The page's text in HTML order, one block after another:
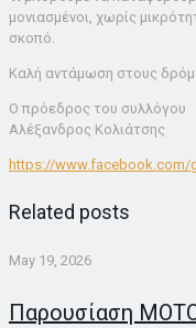
μονιασμένοι, χωρίς
σκοπό.
Καλή αντάμωση στους
Ο πρόεδρος του συλλόγου
Αλέξανδρος Κολιάτσης
https://www.facebook.com/
Related posts
May 19, 2026
Παρουσίαση